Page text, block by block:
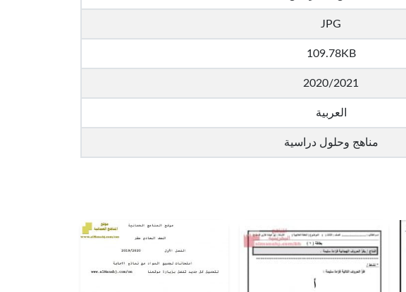
JPG
109.78KB
2020/2021
العربية
مناهج وحلول دراسية